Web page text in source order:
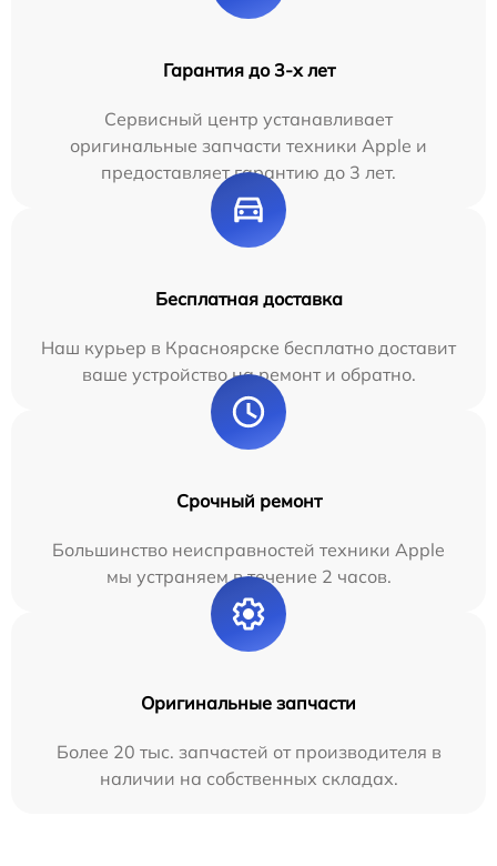
Гарантия до 3-х лет
Сервисный центр устанавливает
оригинальные запчасти техники Apple и
предоставляет гарантию до 3 лет.
Бесплатная доставка
Наш курьер в Красноярске бесплатно доставит
ваше устройство на ремонт и обратно.
Срочный ремонт
Большинство неисправностей техники Apple
мы устраняем в течение 2 часов.
Оригинальные запчасти
Более 20 тыс. запчастей от производителя в
наличии на собственных складах.